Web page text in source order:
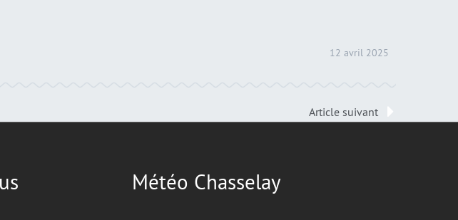
12 avril 2025
Article suivant
Météo Chasselay